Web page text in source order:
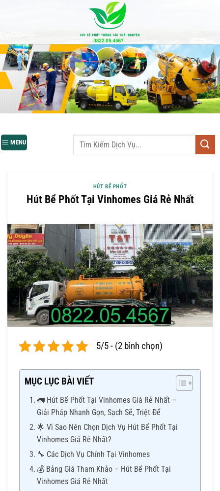
dung
MENU
HÚT BỂ PHỐT
Hút Bể Phốt Tại Vinhomes Giá Rẻ Nhất
5/5 - (2 bình chọn)
MỤC LỤC BÀI VIẾT
🚛 Hút Bể Phốt Tại Vinhomes Giá Rẻ Nhất –
Giải Pháp Nhanh Gọn, Sạch Sẽ, Triệt Để
🌟 Vì Sao Nên Chọn Dịch Vụ Hút Bể Phốt Tại
Vinhomes Giá Rẻ Nhất?
🔧 Các Dịch Vụ Chính Tại Vinhomes
💰 Bảng Giá Tham Khảo – Hút Bể Phốt Tại
Vinhomes Giá Rẻ Nhất